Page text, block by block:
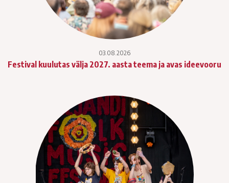
03.08.2026
Festival kuulutas välja 2027. aasta teema ja avas ideevooru